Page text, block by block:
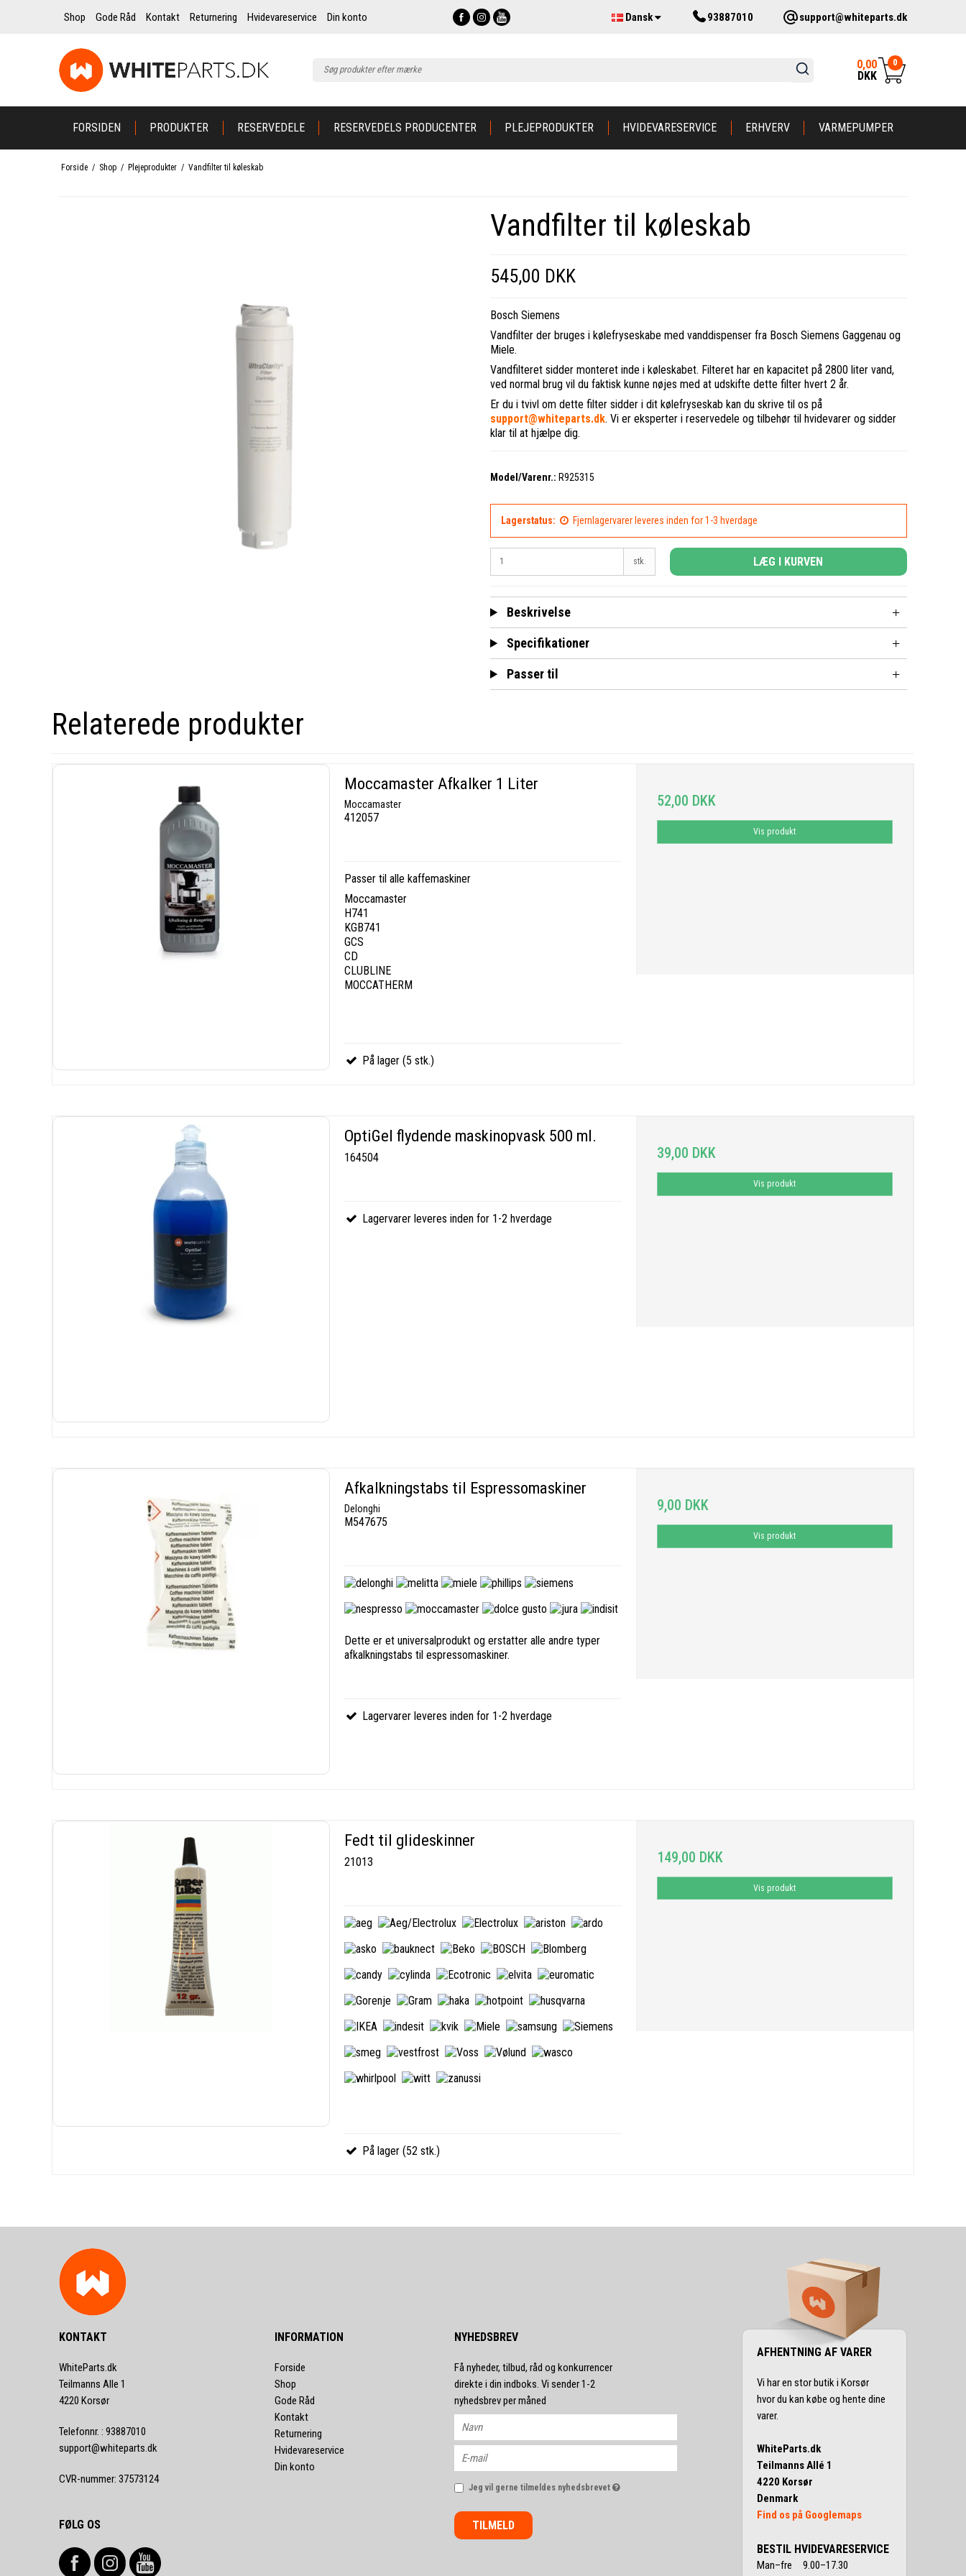
Shop Gode Råd Kontakt Returnering Hvidevareservice Din konto Dansk 93887010 support@whiteparts.dk
0,00
DKK
0
FORSIDEN PRODUKTER RESERVEDELE RESERVEDELS PRODUCENTER PLEJEPRODUKTER HVIDEVARESERVICE ERHVERV VARMEPUMPER
Forside / Shop / Plejeprodukter / Vandfilter til køleskab
Vandfilter til køleskab
545,00 DKK
Bosch Siemens
Vandfilter der bruges i kølefryseskabe med vanddispenser fra Bosch Siemens Gaggenau og
Miele.
Vandfilteret sidder monteret inde i køleskabet. Filteret har en kapacitet på 2800 liter vand,
ved normal brug vil du faktisk kunne nøjes med at udskifte dette filter hvert 2 år.
Er du i tvivl om dette filter sidder i dit kølefryseskab kan du skrive til os på
support@whiteparts.dk. Vi er eksperter i reservedele og tilbehør til hvidevarer og sidder
klar til at hjælpe dig.
Model/Varenr.: R925315
Lagerstatus: Fjernlagervarer leveres inden for 1-3 hverdage
stk. LÆG I KURVEN
Beskrivelse
Specifikationer
Passer til
Relaterede produkter
Moccamaster Afkalker 1 Liter
Moccamaster
412057
Passer til alle kaffemaskiner
Moccamaster
H741
KGB741
GCS
CD
CLUBLINE
MOCCATHERM
På lager (5 stk.)
52,00 DKK
Vis produkt
OptiGel flydende maskinopvask 500 ml.
164504
Lagervarer leveres inden for 1-2 hverdage
39,00 DKK
Vis produkt
Afkalkningstabs til Espressomaskiner
Delonghi
M547675
Dette er et universalprodukt og erstatter alle andre typer
afkalkningstabs til espressomaskiner.
Lagervarer leveres inden for 1-2 hverdage
9,00 DKK
Vis produkt
Fedt til glideskinner
21013
På lager (52 stk.)
149,00 DKK
Vis produkt
KONTAKT
WhiteParts.dk
Teilmanns Alle 1
4220 Korsør
Telefonnr. : 93887010
support@whiteparts.dk
CVR-nummer: 37573124
FØLG OS
INFORMATION
Forside
Shop
Gode Råd
Kontakt
Returnering
Hvidevareservice
Din konto
NYHEDSBREV
Få nyheder, tilbud, råd og konkurrencer
direkte i din indboks. Vi sender 1-2
nyhedsbrev per måned
Jeg vil gerne tilmeldes nyhedsbrevet
TILMELD
AFHENTNING AF VARER
Vi har en stor butik i Korsør
hvor du kan købe og hente dine
varer.
WhiteParts.dk
Teilmanns Allé 1
4220 Korsør
Denmark
Find os på Googlemaps
BESTIL HVIDEVARESERVICE
Man–fre 9.00–17.30